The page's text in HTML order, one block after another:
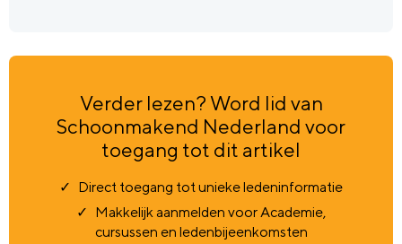
Verder lezen? Word lid van
Schoonmakend Nederland voor
toegang tot dit artikel
Direct toegang tot unieke ledeninformatie
Makkelijk aanmelden voor Academie,
cursussen en ledenbijeenkomsten